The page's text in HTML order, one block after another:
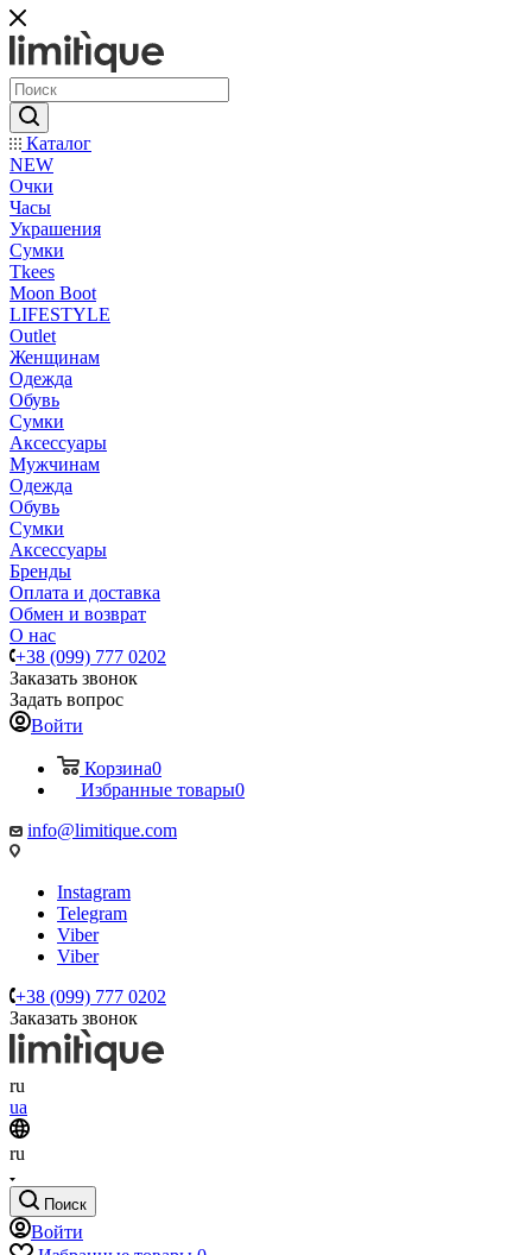
Каталог
NEW
Очки
Часы
Украшения
Сумки
Tkees
Moon Boot
LIFESTYLE
Outlet
Женщинам
Одежда
Обувь
Сумки
Аксессуары
Мужчинам
Одежда
Обувь
Сумки
Аксессуары
Бренды
Оплата и доставка
Обмен и возврат
О нас
+38 (099) 777 0202
Заказать звонок
Задать вопрос
Войти
Корзина0
Избранные товары0
info@limitique.com
Instagram
Telegram
Viber
Viber
+38 (099) 777 0202
Заказать звонок
ru
ua
ru
Поиск
Войти